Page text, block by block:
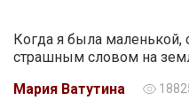
Когда я была
страшным словом на
Мария Ватутина